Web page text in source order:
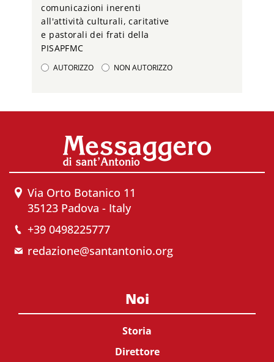
comunicazioni inerenti
all'attività culturali, caritative
e pastorali dei frati della
PISAPFMC
AUTORIZZO NON AUTORIZZO
Via Orto Botanico 11
35123 Padova - Italy
+39 0498225777
redazione@santantonio.org
Noi
Storia
Direttore